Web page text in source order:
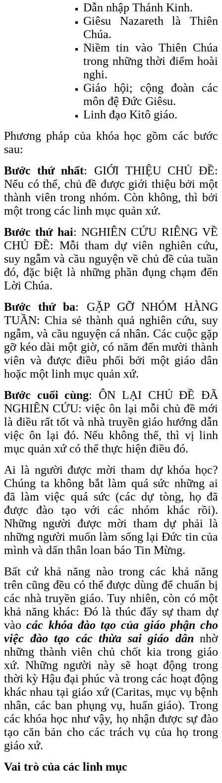
Dẫn nhập Thánh Kinh.
Giêsu Nazareth là Thiên
Chúa.
Niềm tin vào Thiên Chúa
trong những thời điểm hoài
nghi.
Giáo hội; cộng đoàn các
môn đệ Đức Giêsu.
Linh đạo Kitô giáo.
Phương pháp của khóa học gồm các bước
sau:
Bước thứ nhất: GIỚI THIỆU CHỦ ĐỀ:
Nếu có thể, chủ đề được giới thiệu bởi một
thành viên trong nhóm. Còn không, thì bởi
một trong các linh mục quản xứ.
Bước thứ hai: NGHIÊN CỨU RIÊNG VỀ
CHỦ ĐỀ: Mỗi tham dự viên nghiên cứu,
suy ngẫm và cầu nguyện về chủ đề của tuần
đó, đặc biệt là những phần đụng chạm đến
Lời Chúa.
Bước thứ ba: GẶP GỠ NHÓM HÀNG
TUẦN: Chia sẻ thành quả nghiên cứu, suy
ngẫm, và cầu nguyện cá nhân. Các cuộc gặp
gỡ kéo dài một giờ, có năm đến mười thành
viên và được điều phối bởi một giáo dân
hoặc một linh mục quản xứ.
Bước cuối cùng: ÔN LẠI CHỦ ĐỀ ĐÃ
NGHIÊN CỨU: việc ôn lại mỗi chủ đề mới
là điều rất tốt và nhà truyền giáo hướng dẫn
việc ôn lại đó. Nếu không thể, thì vị linh
mục quản xứ có thể thực hiện điều đó.
Ai là người được mời tham dự khóa học?
Chúng ta không bắt làm quá sức những ai
đã làm việc quá sức (các dự tòng, họ đã
được đào tạo với các nhóm khác rồi).
Những người được mời tham dự phải là
những người muốn làm sống lại Đức tin của
mình và dấn thân loan báo Tin Mừng.
Bất cứ khả năng nào trong các khả năng
trên cũng đều có thể được dùng để chuẩn bị
các nhà truyền giáo. Tuy nhiên, còn có một
khả năng khác: Đó là thúc đẩy sự tham dự
vàocác khóa đào tạo của giáo phận cho
việc đào tạo các thừa sai giáo dân nhờ
những thành viên chủ chốt kia trong giáo
xứ. Những người này sẽ hoạt động trong
thời kỳ Hậu đại phúc và trong các hoạt động
khác nhau tại giáo xứ (Caritas, mục vụ bệnh
nhân, các ban phụng vụ, huấn giáo). Trong
các khóa học như vậy, họ nhận được sự đào
tạo căn bản cho các trách vụ của họ trong
giáo xứ.
Vai trò của các linh mục